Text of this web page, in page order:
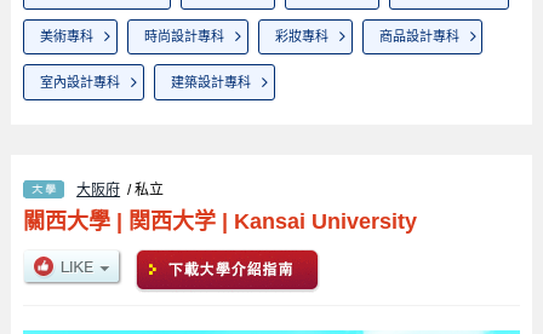
美術專科 時尚設計專科 彩妝專科 商品設計專科
室內設計專科 建築設計專科
大阪府 / 私立
關西大學| 関西大学| Kansai University